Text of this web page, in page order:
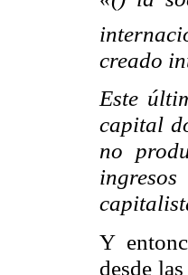
creado
Este
capital
no
Y
desde